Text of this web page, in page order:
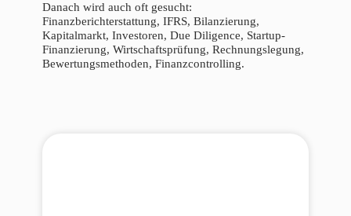
Danach wird auch oft gesucht:
Finanzberichterstattung, IFRS, Bilanzierung,
Kapitalmarkt, Investoren, Due Diligence, Startup-
Finanzierung, Wirtschaftsprüfung, Rechnungslegung,
Bewertungsmethoden, Finanzcontrolling.